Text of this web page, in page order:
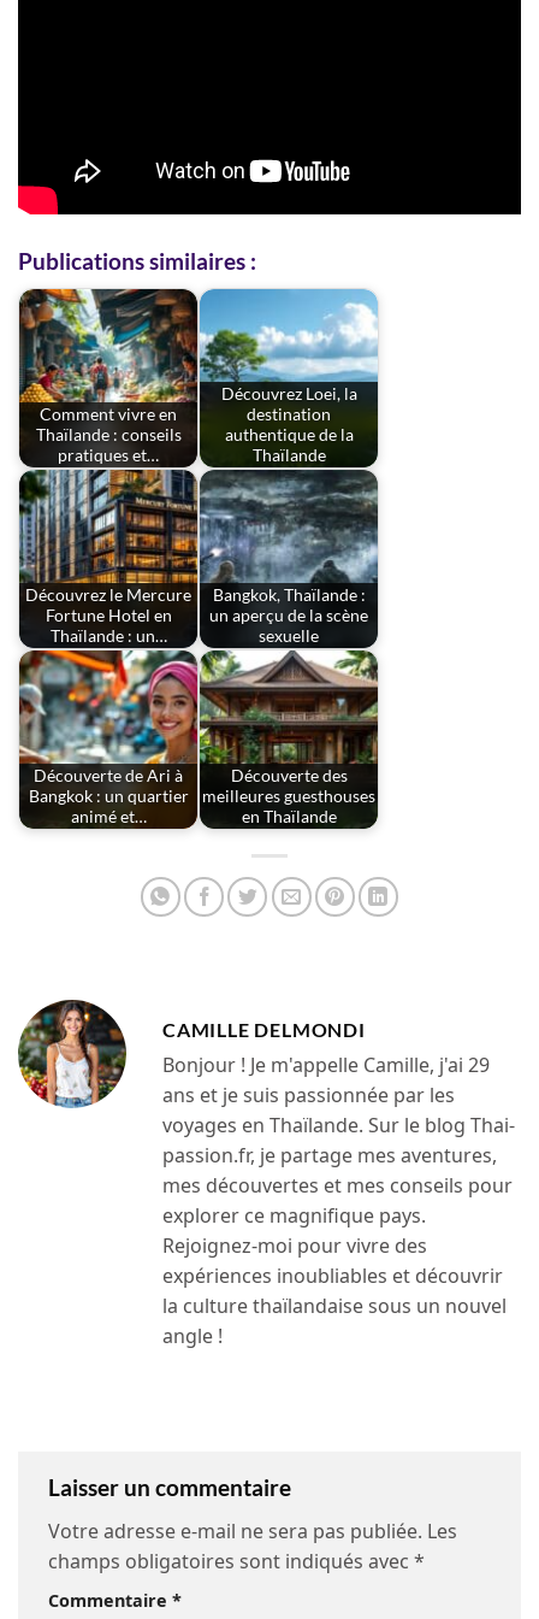
Publications similaires :
Comment vivre en
Thaïlande : conseils
pratiques et…
Découvrez Loei, la
destination
authentique de la
Thaïlande
Découvrez le Mercure
Fortune Hotel en
Thaïlande : un…
Bangkok, Thaïlande :
un aperçu de la scène
sexuelle
Découverte de Ari à
Bangkok : un quartier
animé et…
Découverte des
meilleures guesthouses
en Thaïlande
CAMILLE DELMONDI
Bonjour ! Je m'appelle Camille, j'ai 29
ans et je suis passionnée par les
voyages en Thaïlande. Sur le blog Thai-
passion.fr, je partage mes aventures,
mes découvertes et mes conseils pour
explorer ce magnifique pays.
Rejoignez-moi pour vivre des
expériences inoubliables et découvrir
la culture thaïlandaise sous un nouvel
angle !
Laisser un commentaire
Votre adresse e-mail ne sera pas publiée. Les
champs obligatoires sont indiqués avec *
Commentaire *